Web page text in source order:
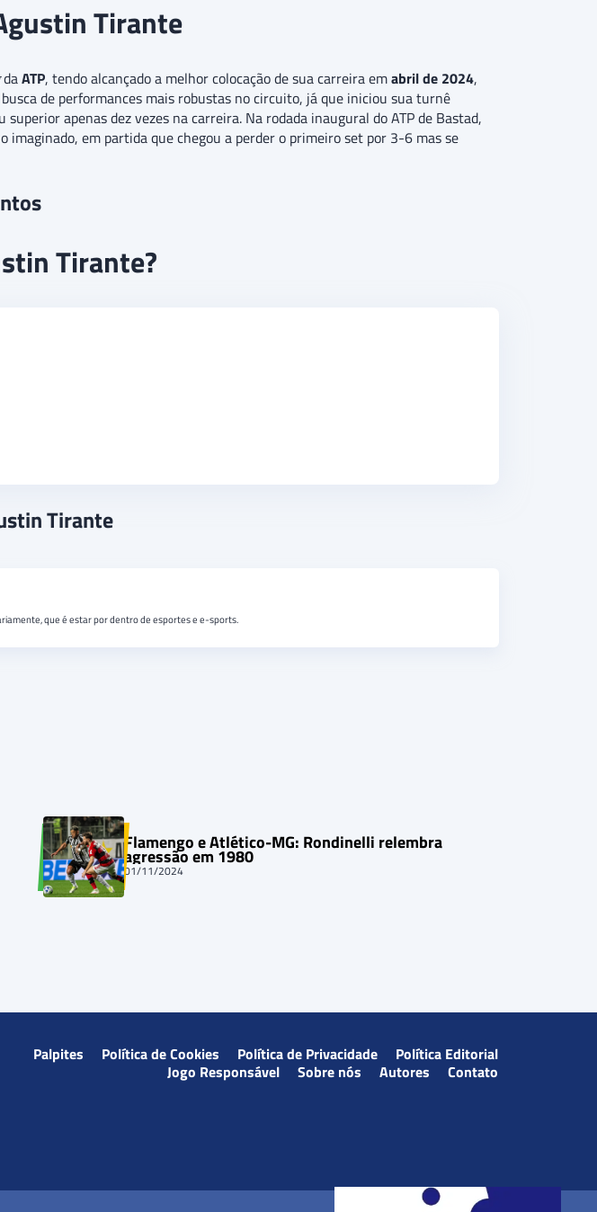
Tirante
daATP, tendo alcançado a melhor colocação de sua carreira emabril de 2024,
de performances mais robustas no circuito, já que iniciou sua turnê
apenas dez vezes na carreira. Na rodada inaugural do ATP de Bastad,
em partida que chegou a perder o primeiro set por 3-6 mas se
Tirante?
Tirante
que é estar por dentro de esportes e e-sports.
Flamengo e Atlético-MG: Rondinelli relembra
agressão em 1980
01/11/2024
Palpites Política de Cookies Política de Privacidade
Política Editorial
Jogo Responsável
Sobre nós Autores Contato